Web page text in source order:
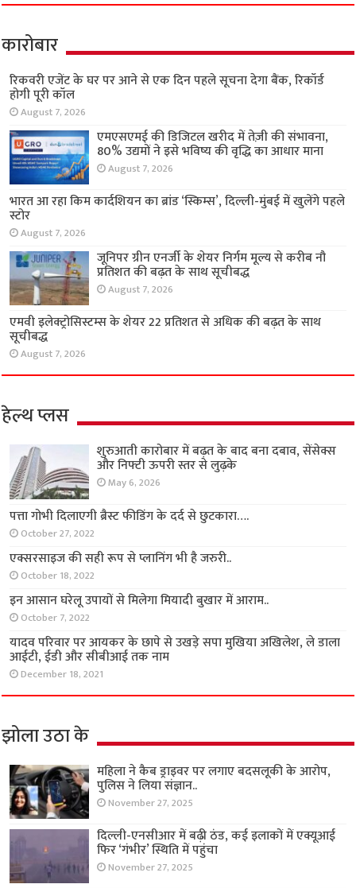
कारोबार
रिकवरी एजेंट के घर पर आने से एक दिन पहले सूचना देगा बैंक, रिकॉर्ड
होगी पूरी कॉल
August 7, 2026
एमएसएमई की डिजिटल खरीद में तेज़ी की संभावना,
80% उद्यमों ने इसे भविष्य की वृद्धि का आधार माना
August 7, 2026
भारत आ रहा किम कार्दशियन का ब्रांड ‘स्किम्स’, दिल्ली-मुंबई में खुलेंगे पहले
स्टोर
August 7, 2026
जूनिपर ग्रीन एनर्जी के शेयर निर्गम मूल्य से करीब नौ
प्रतिशत की बढ़त के साथ सूचीबद्ध
August 7, 2026
एमवी इलेक्ट्रोसिस्टम्स के शेयर 22 प्रतिशत से अधिक की बढ़त के साथ
सूचीबद्ध
August 7, 2026
हेल्थ प्लस
शुरुआती कारोबार में बढ़त के बाद बना दबाव, सेंसेक्स
और निफ्टी ऊपरी स्तर से लुढ़के
May 6, 2026
पत्ता गोभी दिलाएगी ब्रैस्ट फीडिंग के दर्द से छुटकारा….
October 27, 2022
एक्सरसाइज की सही रूप से प्लानिंग भी है जरुरी..
October 18, 2022
इन आसान घरेलू उपायों से मिलेगा मियादी बुखार में आराम..
October 7, 2022
यादव परिवार पर आयकर के छापे से उखड़े सपा मुखिया अखिलेश, ले डाला
आईटी, ईडी और सीबीआई तक नाम
December 18, 2021
झोला उठा के
महिला ने कैब ड्राइवर पर लगाए बदसलूकी के आरोप,
पुलिस ने लिया संज्ञान..
November 27, 2025
दिल्ली-एनसीआर में बढ़ी ठंड, कई इलाकों में एक्यूआई
फिर ‘गंभीर’ स्थिति में पहुंचा
November 27, 2025